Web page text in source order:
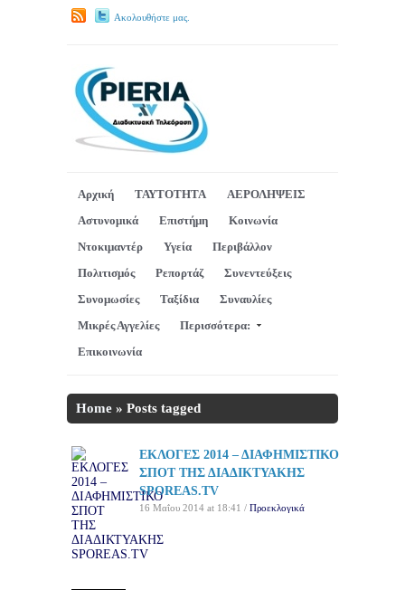
Ακολουθήστε μας.
Αρχική ΤΑΥΤΟΤΗΤΑ
ΑΕΡΟΛΗΨΕΙΣ
Αστυνομικά
Επιστήμη
Κοινωνία
Ντοκιμαντέρ
Υγεία
Περιβάλλον
Πολιτισμός
Ρεπορτάζ
Συνεντεύξεις
Συνομωσίες
Ταξίδια
Συναυλίες
Μικρές Αγγελίες
Περισσότερα:
Επικοινωνία
Home » Posts tagged
ΕΚΛΟΓΕΣ 2014 – ΔΙΑΦΗΜΙΣΤΙΚΟ
ΣΠΟΤ ΤΗΣ ΔΙΑΔΙΚΤΥΑΚΗΣ
SPOREAS.TV
16 Μαΐου 2014 at 18:41 / Προεκλογικά